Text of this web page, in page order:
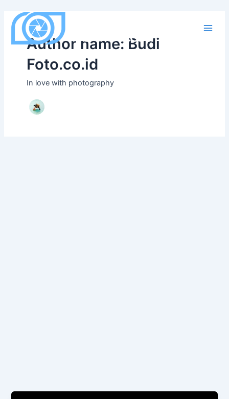
content
Author name: Budi
Foto.co.id
In love with photography